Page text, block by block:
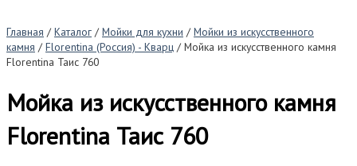
Главная / Каталог / Мойки для кухни / Мойки из искусственного
камня / Florentina (Россия) - Кварц / Мойка из искусственного камня
Florentina Таис 760
Мойка из искусственного камня
Florentina Таис 760